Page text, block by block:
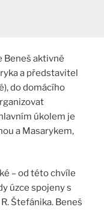
Beneš aktivně
a představitel
do domácího
úkolem je
a Masarykem,
– od této chvíle
úzce spojeny s
Štefánika. Beneš